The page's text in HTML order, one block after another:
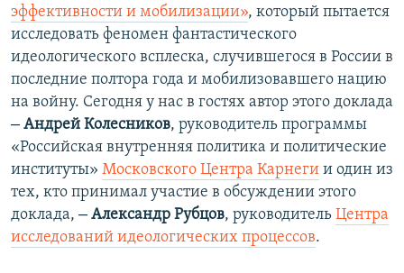
эффективности и мобилизации», который пытается
исследовать феномен фантастического
идеологического всплеска, случившегося в России в
последние полтора года и мобилизовавшего нацию
на войну. Сегодня у нас в гостях автор этого доклада
– Андрей Колесников, руководитель программы
«Российская внутренняя политика и политические
институты» Московского Центра Карнеги и один из
тех, кто принимал участие в обсуждении этого
доклада, – Александр Рубцов, руководитель Центра
исследований идеологических процессов.